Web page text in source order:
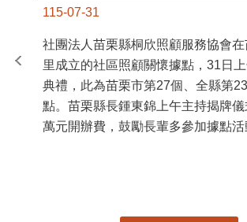
115-07-31
社團法人苗栗縣桐欣照顧服務協會
里成立的社區照顧關懷據點，31日
典禮，此為苗栗市第27個、全縣第
點。苗栗縣長鍾東錦上午主持揭牌
萬元開辦費，鼓勵長輩多參加據點活